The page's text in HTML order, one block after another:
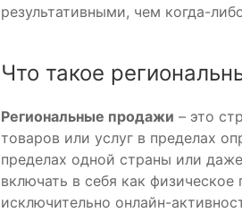
результативными, чем когда-
Что такое
Региональные продажи – это
товаров или услуг в пределах
пределах одной страны или
включать в себя как
исключительно онлайн-